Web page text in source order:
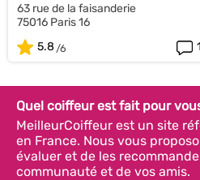
63 rue de la faisanderie
75016 Paris 16
5.8
Quel coiffeur est fait pour
MeilleurCoiffeur est un site
en France. Nous vous
évaluer et de les
communauté et de vos amis.